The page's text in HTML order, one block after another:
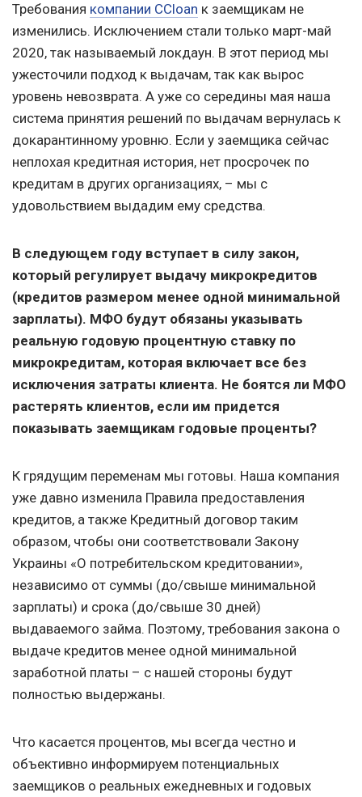
Требования компании CCloan к заемщикам не
изменились. Исключением стали только март-май
2020, так называемый локдаун. В этот период мы
ужесточили подход к выдачам, так как вырос
уровень невозврата. А уже со середины мая наша
система принятия решений по выдачам вернулась к
докарантинному уровню. Если у заемщика сейчас
неплохая кредитная история, нет просрочек по
кредитам в других организациях, – мы с
удовольствием выдадим ему средства.
В следующем году вступает в силу закон,
который регулирует выдачу микрокредитов
(кредитов размером менее одной минимальной
зарплаты). МФО будут обязаны указывать
реальную годовую процентную ставку по
микрокредитам, которая включает все без
исключения затраты клиента. Не боятся ли МФО
растерять клиентов, если им придется
показывать заемщикам годовые проценты?
К грядущим переменам мы готовы. Наша компания
уже давно изменила Правила предоставления
кредитов, а также Кредитный договор таким
образом, чтобы они соответствовали Закону
Украины «О потребительском кредитовании»,
независимо от суммы (до/свыше минимальной
зарплаты) и срока (до/свыше 30 дней)
выдаваемого займа. Поэтому, требования закона о
выдаче кредитов менее одной минимальной
заработной платы – с нашей стороны будут
полностью выдержаны.
Что касается процентов, мы всегда честно и
объективно информируем потенциальных
заемщиков о реальных ежедневных и годовых